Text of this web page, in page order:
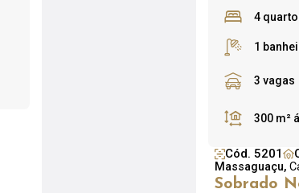
4
1
3 vagas
300 m²
Cód. 5201
Massaguaçu,
Sobrado